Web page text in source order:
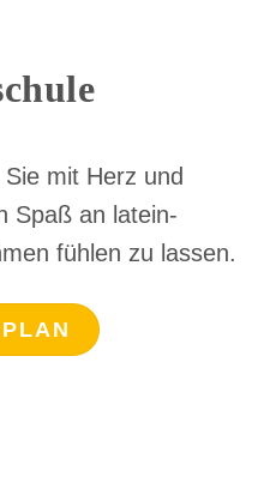
mit Herz und
Spaß an latein-
fühlen zu lassen.